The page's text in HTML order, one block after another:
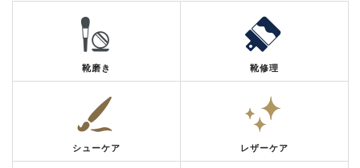
靴磨き 靴修理
シューケア レザーケア